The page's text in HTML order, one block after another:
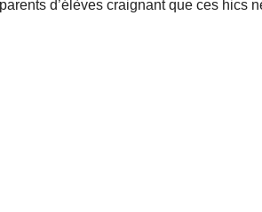
d’élèves craignant que ces hics